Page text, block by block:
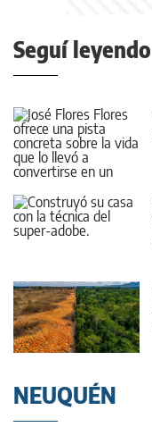
Seguí leyendo
NEUQUÉN